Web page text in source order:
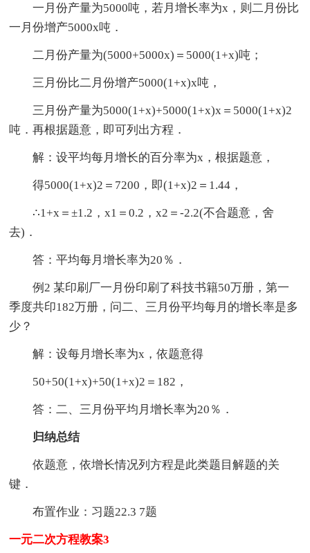
一月份产量为5000吨，若月增长率为x，则二月份比
一月份增产5000x吨．
二月份产量为(5000+5000x)＝5000(1+x)吨；
三月份比二月份增产5000(1+x)x吨，
三月份产量为5000(1+x)+5000(1+x)x＝5000(1+x)2
吨．再根据题意，即可列出方程．
解：设平均每月增长的百分率为x，根据题意，
得5000(1+x)2＝7200，即(1+x)2＝1.44，
∴1+x＝±1.2，x1＝0.2，x2＝-2.2(不合题意，舍
去)．
答：平均每月增长率为20％．
例2 某印刷厂一月份印刷了科技书籍50万册，第一
季度共印182万册，问二、三月份平均每月的增长率是多
少？
解：设每月增长率为x，依题意得
50+50(1+x)+50(1+x)2＝182，
答：二、三月份平均月增长率为20％．
归纳总结
依题意，依增长情况列方程是此类题目解题的关
键．
布置作业：习题22.3 7题
一元二次方程教案3